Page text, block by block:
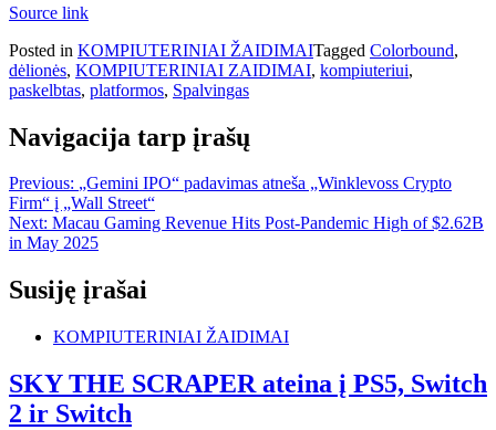
Source link
Posted in KOMPIUTERINIAI ŽAIDIMAITagged Colorbound,
dėlionės, KOMPIUTERINIAI ZAIDIMAI, kompiuteriui,
paskelbtas, platformos, Spalvingas
Navigacija tarp įrašų
Previous: „Gemini IPO“ padavimas atneša „Winklevoss Crypto
Firm“ į „Wall Street“
Next: Macau Gaming Revenue Hits Post-Pandemic High of $2.62B
in May 2025
Susiję įrašai
KOMPIUTERINIAI ŽAIDIMAI
SKY THE SCRAPER ateina į PS5, Switch
2 ir Switch